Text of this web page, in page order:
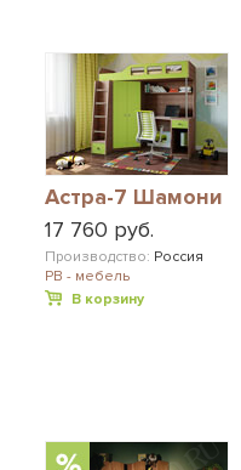
Астра-7 Шамони
17 760 руб.
Производство: Россия
РВ - мебель
В корзину